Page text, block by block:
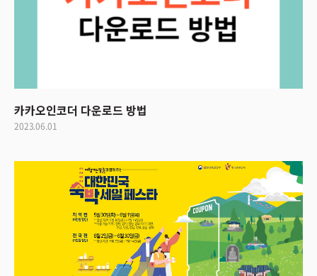
카카오인코더 다운로드 방법
2023.06.01